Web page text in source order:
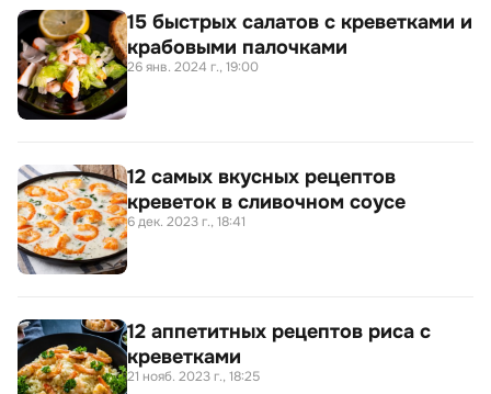
15 быстрых салатов с креветками и
крабовыми палочками
26 янв. 2024 г., 19:00
12 самых вкусных рецептов
креветок в сливочном соусе
6 дек. 2023 г., 18:41
12 аппетитных рецептов риса с
креветками
21 нояб. 2023 г., 18:25